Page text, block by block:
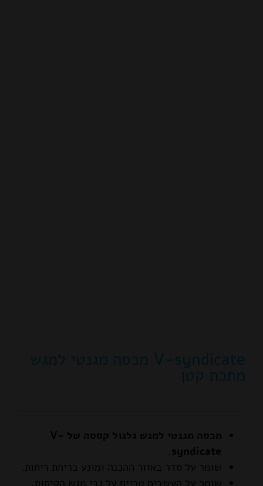
V-syndicate מכסה מגנטי למגש
מתכת קטן
מכסה מגנטי למגש גלגול קססה של V-
syndicate.
שומר על סדר באזור ההכנה ומונע בריחת ריחות.
שומר על העשבים טריים על גבי מגש הקיסוס.